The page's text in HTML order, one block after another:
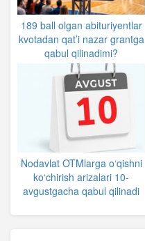
189 ball olgan abituriyentlar
kvotadan qat’i nazar grantga
qabul qilinadimi?
Nodavlat OTMlarga o‘qishni
ko‘chirish arizalari 10-
avgustgacha qabul qilinadi